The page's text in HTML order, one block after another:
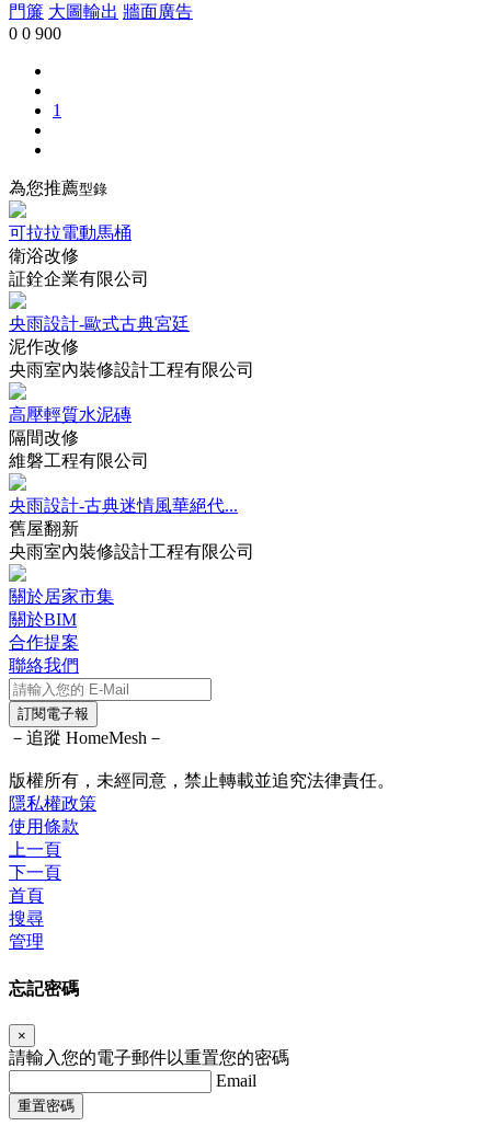
門簾 大圖輸出 牆面廣告
0 0 900
1
為您推薦型錄
可拉拉電動馬桶
衛浴改修
証銓企業有限公司
央雨設計-歐式古典宮廷
泥作改修
央雨室內裝修設計工程有限公司
高壓輕質水泥磚
隔間改修
維磐工程有限公司
央雨設計-古典迷情風華絕代...
舊屋翻新
央雨室內裝修設計工程有限公司
關於居家市集
關於BIM
合作提案
聯絡我們
訂閱電子報
－追蹤 HomeMesh－
版權所有，未經同意，禁止轉載並追究法律責任。
隱私權政策
使用條款
上一頁
下一頁
首頁
搜尋
管理
忘記密碼
×
請輸入您的電子郵件以重置您的密碼
Email
重置密碼